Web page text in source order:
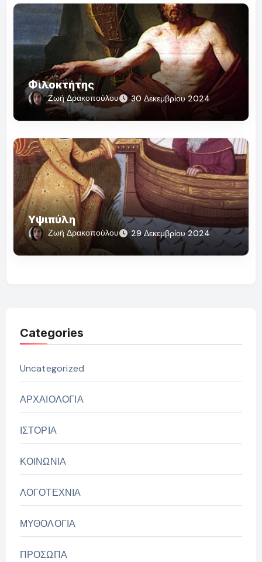
Φιλοκτήτης
Ζωή Δρακοπούλου 30 Δεκεμβρίου 2024
Υψιπύλη
Ζωή Δρακοπούλου 29 Δεκεμβρίου 2024
Categories
Uncategorized
ΑΡΧΑΙΟΛΟΓΙΑ
ΙΣΤΟΡΙΑ
ΚΟΙΝΩΝΙΑ
ΛΟΓΟΤΕΧΝΙΑ
ΜΥΘΟΛΟΓΙΑ
ΠΡΟΣΩΠΑ